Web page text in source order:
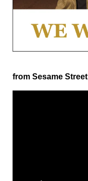
from Sesame Street